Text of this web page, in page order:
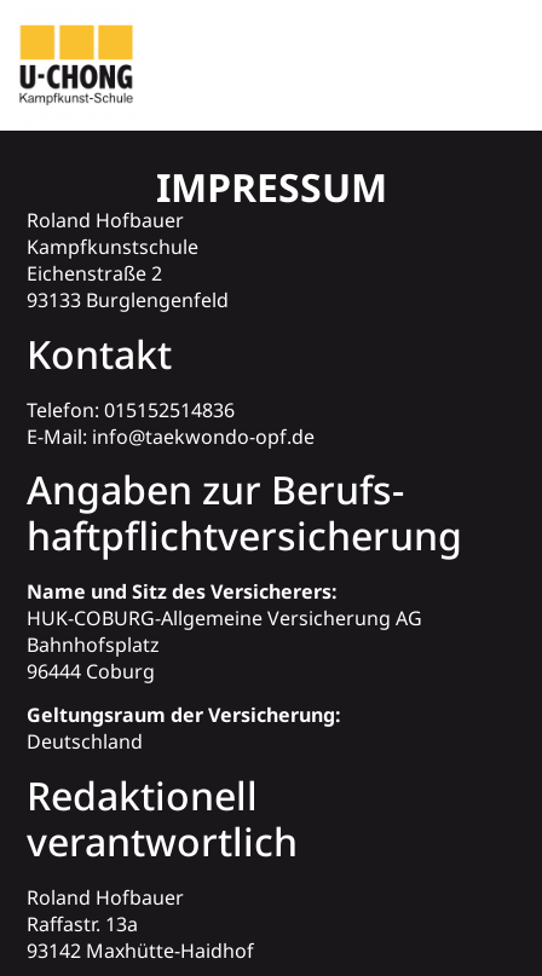
Impressum
IMPRESSUM
Roland Hofbauer
Kampfkunstschule
Eichenstraße 2
93133 Burglengenfeld
Kontakt
Telefon: 015152514836
E-Mail: info@taekwondo-opf.de
Angaben zur Berufs­
haftpflicht­versicherung
Name und Sitz des Versicherers:
HUK-COBURG-Allgemeine Versicherung AG
Bahnhofsplatz
96444 Coburg
Geltungsraum der Versicherung:
Deutschland
Redaktionell
verantwortlich
Roland Hofbauer
Raffastr. 13a
93142 Maxhütte-Haidhof